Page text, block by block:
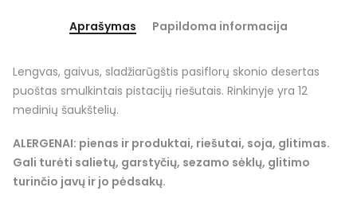
Aprašymas Papildoma informacija
Lengvas, gaivus, sladžiarūgštis pasiflorų skonio desertas
puoštas smulkintais pistacijų riešutais. Rinkinyje yra 12
medinių šaukštelių.
ALERGENAI: pienas ir produktai, riešutai, soja, glitimas.
Gali turėti salietų, garstyčių, sezamo sėklų, glitimo
turinčio javų ir jo pėdsakų.